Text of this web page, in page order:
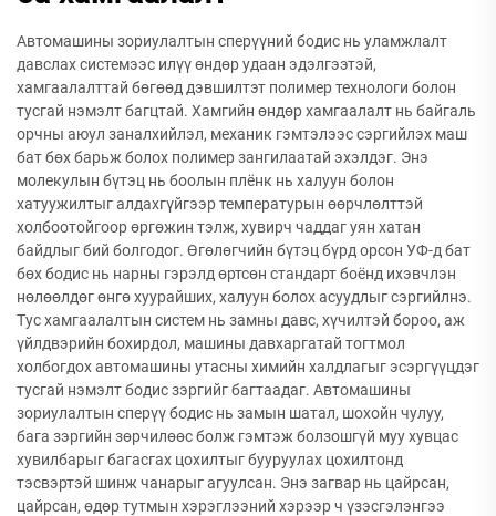
Автомашины зориулалтын сперүүний бодис нь уламжлалт
давслах системээс илүү өндөр удаан эдэлгээтэй,
хамгаалалттай бөгөөд дэвшилтэт полимер технологи болон
тусгай нэмэлт багцтай. Хамгийн өндөр хамгаалалт нь байгаль
орчны аюул заналхийлэл, механик гэмтэлээс сэргийлэх маш
бат бөх барьж болох полимер зангилаатай эхэлдэг. Энэ
молекулын бүтэц нь боолын плёнк нь халуун болон
хатуужилтыг алдахгүйгээр температурын өөрчлөлттэй
холбоотойгоор өргөжин тэлж, хувирч чаддаг уян хатан
байдлыг бий болгодог. Өгөлөгчийн бүтэц бүрд орсон УФ-д бат
бөх бодис нь нарны гэрэлд өртсөн стандарт боёнд ихэвчлэн
нөлөөлдөг өнгө хуурайших, халуун болох асуудлыг сэргийлнэ.
Тус хамгаалалтын систем нь замны давс, хүчилтэй бороо, аж
үйлдвэрийн бохирдол, машины давхаргатай тогтмол
холбогдох автомашины утасны химийн халдлагыг эсэргүүцдэг
тусгай нэмэлт бодис зэргийг багтаадаг. Автомашины
зориулалтын сперүү бодис нь замын шатал, шохойн чулуу,
бага зэргийн зөрчилөөс болж гэмтэж болзошгүй муу хувцас
хувилбарыг багасгах цохилтыг бууруулах цохилтонд
тэсвэртэй шинж чанарыг агуулсан. Энэ загвар нь цайрсан,
цайрсан, өдөр тутмын хэрэглээний хэрээр ч үзэсгэлэнгээ